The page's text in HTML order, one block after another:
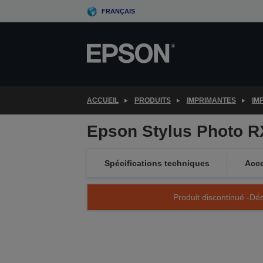
to
FRANÇAIS
ACCUEIL PRODUITS IMPRIMANTES
Epson Stylus Photo
Spécifications techniques
Produit discontinué -